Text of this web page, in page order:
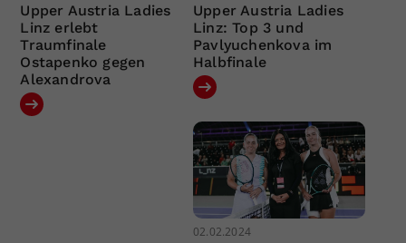
Upper Austria Ladies
Linz erlebt
Traumfinale
Ostapenko gegen
Alexandrova
Upper Austria Ladies
Linz: Top 3 und
Pavlyuchenkova im
Halbfinale
02.02.2024